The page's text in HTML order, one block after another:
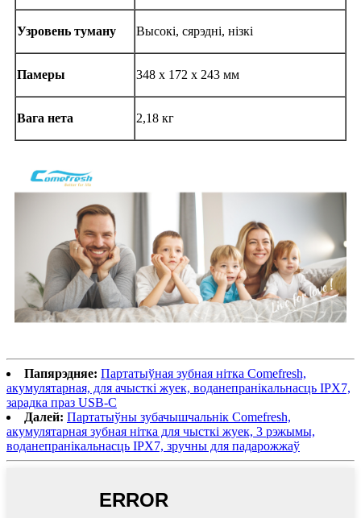
Узровень туману Высокі, сярэдні, нізкі
Памеры 348 х 172 х 243 мм
Вага нета 2,18 кг
Папярэдняе: Партатыўная зубная нітка Comefresh,
акумулятарная, для ачысткі жуек, воданепранікальнасць IPX7,
зарадка праз USB-C
Далей: Партатыўны зубачышчальнік Comefresh,
акумулятарная зубная нітка для чысткі жуек, 3 рэжымы,
воданепранікальнасць IPX7, зручны для падарожжаў